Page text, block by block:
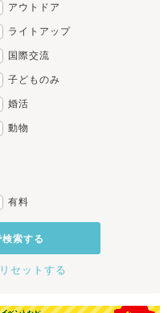
アウトドア
ライトアップ
国際交流
子どものみ
婚活
動物
有料
索する
セットする